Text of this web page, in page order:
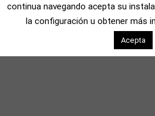
Bolsito Carhartt WIP Small
igic incluido
continua navegando acepta su
la configuración u obtener más
Acepta